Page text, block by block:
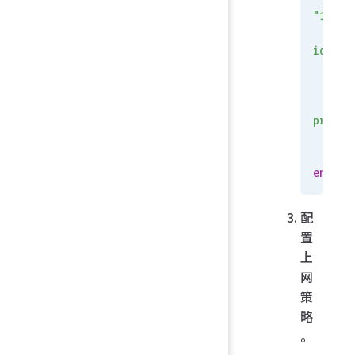
id
end
配
置
上
网
策
略
。